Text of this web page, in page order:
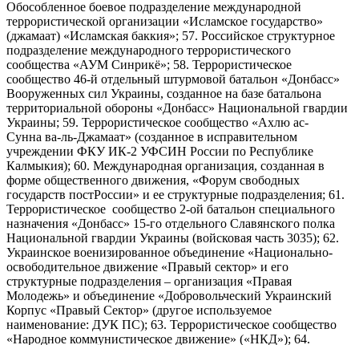
Обособленное боевое подразделение международной
террористической организации «Исламское государство»
(джамаат) «Исламская баккия»; 57. Российское структурное
подразделение международного террористического
сообщества «АУМ Синрикё»; 58. Террористическое
сообщество 46-й отдельный штурмовой батальон «Донбасс»
Вооруженных сил Украины, созданное на базе батальона
территориальной обороны «Донбасс» Национальной гвардии
Украины; 59. Террористическое сообщество «Ахлю ас-
Сунна ва-ль-Джамаат» (созданное в исправительном
учреждении ФКУ ИК-2 УФСИН России по Республике
Калмыкия); 60. Международная организация, созданная в
форме общественного движения, «Форум свободных
государств постРоссии» и ее структурные подразделения; 61.
Террористическое сообщество 2-ой батальон специального
назначения «Донбасс» 15-го отдельного Славянского полка
Национальной гвардии Украины (войсковая часть 3035); 62.
Украинское военизированное объединение «Национально-
освободительное движение «Правый сектор» и его
структурные подразделения – организация «Правая
Молодежь» и объединение «Добровольческий Украинский
Корпус «Правый Сектор» (другое используемое
наименование: ДУК ПС); 63. Террористическое сообщество
«Народное коммунистическое движение» («НКД»); 64.